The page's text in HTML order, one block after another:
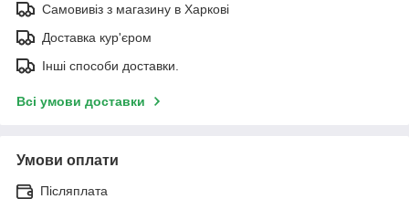
Самовивіз з магазину в Харкові
Доставка кур'єром
Інші способи доставки.
Всі умови доставки
Умови оплати
Післяплата